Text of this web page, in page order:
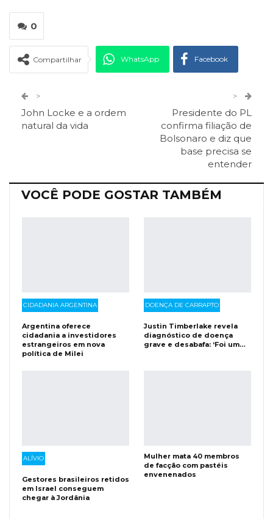
0
Compartilhar WhatsApp Facebook
Telegram
O email
>
John Locke e a ordem
natural da vida
>
Presidente do PL
confirma filiação de
Bolsonaro e diz que
base precisa se
entender
VOCÊ PODE GOSTAR TAMBÉM
CIDADANIA ARGENTINA
Argentina oferece
cidadania a investidores
estrangeiros em nova
política de Milei
DOENÇA DE CARRAPTO
Justin Timberlake revela
diagnóstico de doença
grave e desabafa: ‘Foi um…
ALÍVIO
Gestores brasileiros retidos
em Israel conseguem
chegar à Jordânia
Mulher mata 40 membros
de facção com pastéis
envenenados